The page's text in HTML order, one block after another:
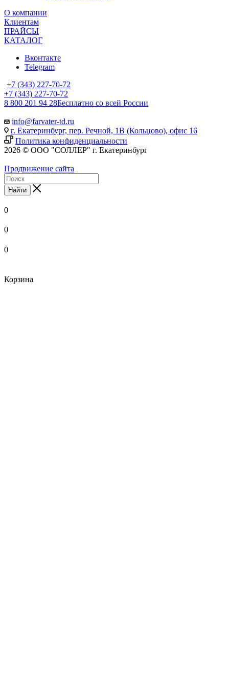
О компании
Клиентам
ПРАЙСЫ
КАТАЛОГ
Вконтакте
Telegram
+7 (343) 227-70-72
+7 (343) 227-70-72
8 800 201 94 28Бесплатно со всей России
info@farvater-td.ru
г. Екатеринбург, пер. Речной, 1В (Кольцово), офис 16
Политика конфиденциальности
2026 © ООО "СОЛЛЕР" г. Екатеринбург
Продвижение сайта
Найти
0
0
0
Корзина